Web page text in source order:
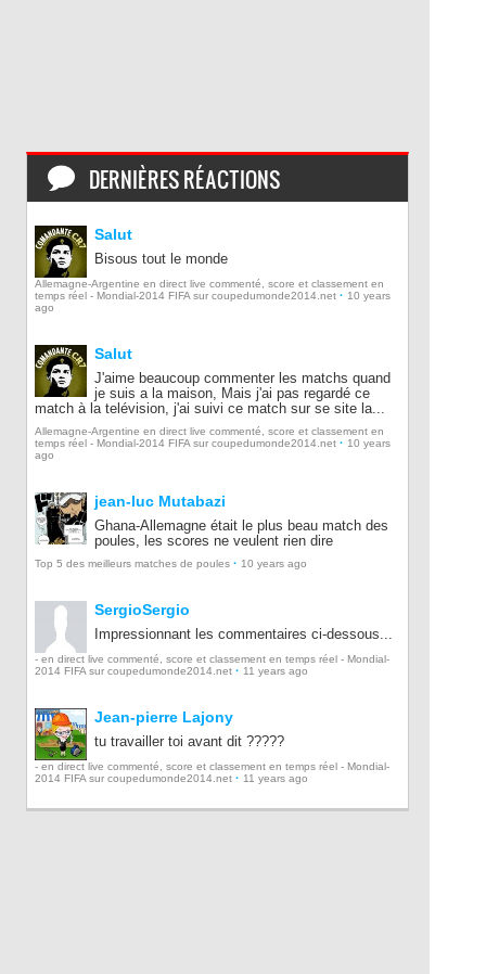
DERNIÈRES RÉACTIONS
Salut
Bisous tout le monde
Allemagne-Argentine en direct live commenté, score et classement en
temps réel - Mondial-2014 FIFA sur coupedumonde2014.net · 10 years
ago
Salut
J'aime beaucoup commenter les matchs quand
je suis a la maison, Mais j'ai pas regardé ce
match à la telévision, j'ai suivi ce match sur se site la...
Allemagne-Argentine en direct live commenté, score et classement en
temps réel - Mondial-2014 FIFA sur coupedumonde2014.net · 10 years
ago
jean-luc Mutabazi
Ghana-Allemagne était le plus beau match des
poules, les scores ne veulent rien dire
Top 5 des meilleurs matches de poules · 10 years ago
SergioSergio
Impressionnant les commentaires ci-dessous...
- en direct live commenté, score et classement en temps réel - Mondial-
2014 FIFA sur coupedumonde2014.net · 11 years ago
Jean-pierre Lajony
tu travailler toi avant dit ?????
- en direct live commenté, score et classement en temps réel - Mondial-
2014 FIFA sur coupedumonde2014.net · 11 years ago